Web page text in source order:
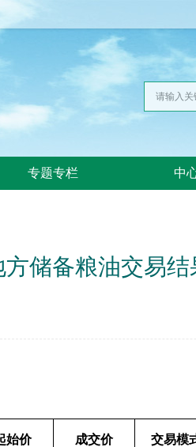
专题专栏 中
储备粮油交易结
始价 成交价 交易模